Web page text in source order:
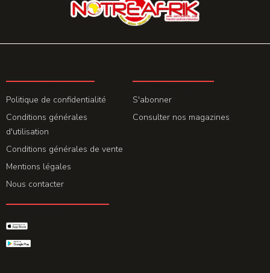
Politique de confidentialité
Conditions générales
d'utilisation
Conditions générales de vente
Mentions légales
Nous contacter
S'abonner
Consulter nos magazines